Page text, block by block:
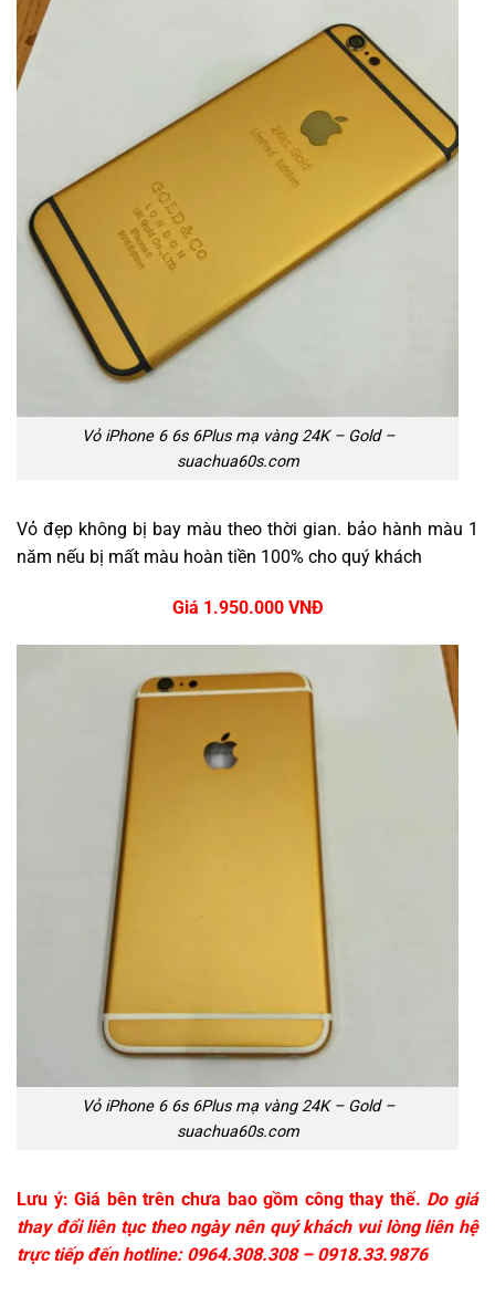
Vỏ iPhone 6 6s 6Plus mạ vàng 24K – Gold –
suachua60s.com
Vỏ đẹp không bị bay màu theo thời gian. bảo hành màu 1
năm nếu bị mất màu hoàn tiền 100% cho quý khách
Giá 1.950.000 VNĐ
Vỏ iPhone 6 6s 6Plus mạ vàng 24K – Gold –
suachua60s.com
Lưu ý: Giá bên trên chưa bao gồm công thay thế. Do giá
thay đổi liên tục theo ngày nên quý khách vui lòng liên hệ
trực tiếp đến hotline:0964.308.308 – 0918.33.9876